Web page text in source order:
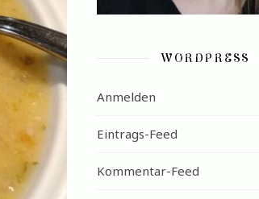
WORDPRESS
Anmelden
Eintrags-Feed
Kommentar-Feed